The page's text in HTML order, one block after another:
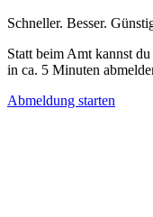
Schneller. Besser.
Statt beim Amt kannst
in ca. 5 Minuten
Abmeldung starten